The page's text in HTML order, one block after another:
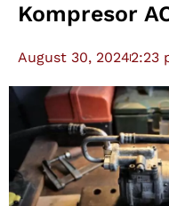
Kompresor
August 30, 20242:23